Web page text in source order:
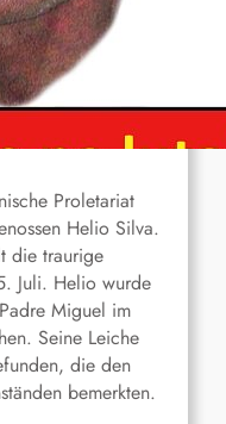
Proletariat
Helio Silva.
die traurige
Juli. Helio wurde
Miguel im
Seine Leiche
die den
bemerkten.